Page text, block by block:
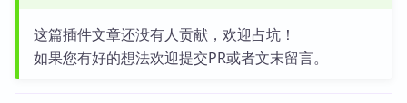
这篇插件文章还没有人贡献，欢迎占坑！
如果您有好的想法欢迎提交PR或者文末留言。